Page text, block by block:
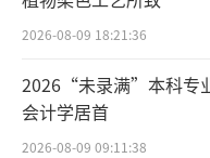
2026-08-09 18:21:36
2026“未录满”本科专
会计学居首
2026-08-09 09:11:38